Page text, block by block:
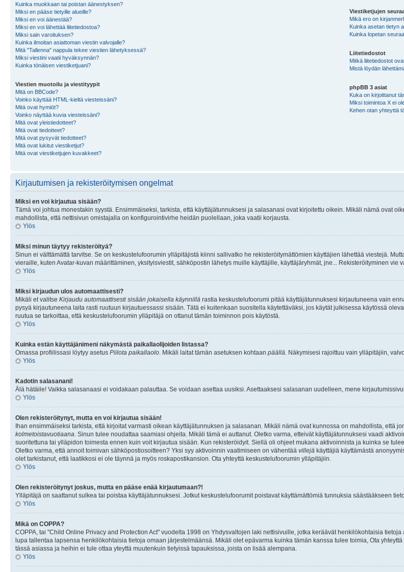
Kuinka muokkaan tai poistan äänestyksen?
Miksi en pääse tietyille alueille?
Miksi en voi äänestää?
Miksi en voi lähettää liitetiedostoa?
Miksi sain varoituksen?
Kuinka ilmoitan asiattoman viestin valvojalle?
Mitä "Tallenna" nappula tekee viestien lähetyksessä?
Miksi viestini vaatii hyväksynnän?
Kuinka tönäisen viestiketjuani?
Viestien muotoilu ja viestityypit
Mitä on BBCode?
Voinko käyttää HTML-kieltä viesteissäni?
Mitä ovat hymiöt?
Voinko näyttää kuvia viesteissäni?
Mitä ovat yleistiedotteet?
Mitä ovat tiedotteet?
Mitä ovat pysyvät tiedotteet?
Mitä ovat lukitut viestiketjut?
Mitä ovat viestiketjujen kuvakkeet?
Viestiketjujen
Mikä ero on
Kuinka asetan tietyn
Kuinka lopetan
Liitetiedostot
Mitkä liitetiedostot
Mistä löydän
phpBB 3 asiat
Kuka on kirjoittanut
Miksi toimintoa X ei
Kehen otan yhteyttä
Kirjautumisen ja rekisteröitymisen ongelmat
Miksi en voi kirjautua sisään?
Tämä voi johtua monestakin syystä. Ensimmäiseksi, tarkista, että käyttäjätunnuksesi ja salasanasi ovat kirjoitettu oikein. Mikäli nämä ovat
mahdollista, että nettisivun omistajalla on konfigurointivirhe heidän puolellaan, joka vaatii korjausta.
Ylös
Miksi minun täytyy rekisteröityä?
Sinun ei välttämättä tarvitse. Se on keskustelufoorumin ylläpitäjistä kiinni sallivatko he rekisteröitymättömien käyttäjien lähettää viestejä.
vieraille, kuten Avatar-kuvan määrittäminen, yksityisviestit, sähköpostin lähetys muille käyttäjille, käyttäjäryhmät, jne... Rekisteröityminen vie
Ylös
Miksi kirjaudun ulos automaattisesti?
Mikäli et valitse Kirjaudu automaattisesti sisään jokaisella käynnillä rastia keskustelufoorumi pitää käyttäjätunnuksesi kirjautuneena vain
pysyä kirjautuneena laita rasti ruutuun kirjautuessassi sisään. Tätä ei kuitenkaan suositella käytettäväksi, jos käytät julkisessa käytössä
ruutua se tarkoittaa, että keskustelufoorumin ylläpitäjä on ottanut tämän toiminnon pois käytöstä.
Ylös
Kuinka estän käyttäjänimeni näkymästä paikallaolijoiden listassa?
Omassa profiilissasi löytyy asetus Piilota paikallaolo . Mikäli laitat tämän asetuksen kohtaan päällä . Näkymisesi rajoittuu vain ylläpitäjiin,
Ylös
Kadotin salasanani!
Älä hätäile! Vaikka salasanaasi ei voidakaan palauttaa. Se voidaan asettaa uusiksi. Asettaaksesi salasanan uudelleen, mene
Ylös
Olen rekisteröitynyt, mutta en voi kirjautua sisään!
Ihan ensimmäiseksi tarkista, että kirjoitat varmasti oikean käyttäjätunnuksen ja salasanan. Mikäli nämä ovat kunnossa on mahdollista, että
kolmetoistavuotiaana . Sinun tulee noudattaa saamiasi ohjeita. Mikäli tämä ei auttanut. Oletko varma, etteivät käyttäjätunnuksesi vaadi
suoritettuna tai ylläpidon toimesta ennen kuin voit kirjautua sisään. Kun rekisteröidyit. Siellä oli ohjeet mukana aktivoinnista ja kuinka se
Oletko varma, että annoit toimivan sähköpostiosoitteen? Yksi syy aktivoinnin vaatimiseen on vähentää villejä käyttäjiä käyttämästä
olet tarkistanut, että laatikkosi ei ole täynnä ja myös roskapostikansion. Ota yhteyttä keskustelufoorumin ylläpitäjiin.
Ylös
Olen rekisteröitynyt joskus, mutta en pääse enää kirjautumaan?!
Ylläpitäjä on saattanut sulkea tai poistaa käyttäjätunnuksesi. Jotkut keskustelufoorumit poistavat käyttämättömiä tunnuksia säästääkseen
Ylös
Mikä on COPPA?
COPPA, tai "Child Online Privacy and Protection Act" vuodelta 1998 on Yhdysvaltojen laki nettisivuille, jotka keräävät henkilökohtaisia
lupa tallentaa lapsensa henkilökohtaisia tietoja omaan järjestelmäänsä. Mikäli olet epävarma kuinka tämän kanssa tulee toimia, Ota
tässä asiassa ja heihin ei tule ottaa yteyttä muutenkuin tietyissä tapauksissa, joista on lisää alempana.
Ylös